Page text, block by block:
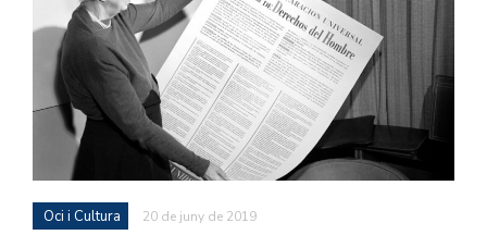
Oci i Cultura 20 de juny de 2019